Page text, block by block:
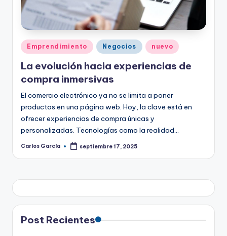
Publicado
en
Emprendimiento Negocios nuevo
La evolución hacia experiencias de
compra inmersivas
El comercio electrónico ya no se limita a poner
productos en una página web. Hoy, la clave está en
ofrecer experiencias de compra únicas y
personalizadas. Tecnologías como la realidad…
Publicado
Carlos García septiembre 17, 2025
Post Recientes